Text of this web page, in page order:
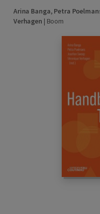
Arina Banga, Petra
Verhagen | Boom